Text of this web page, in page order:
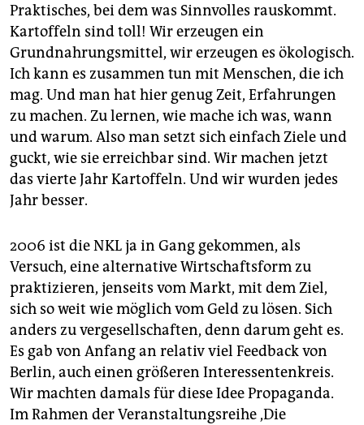
Praktisches, bei dem was Sinnvolles rauskommt.
Kartoffeln sind toll! Wir erzeugen ein
Grundnahrungsmittel, wir erzeugen es ökologisch.
Ich kann es zusammen tun mit Menschen, die ich
mag. Und man hat hier genug Zeit, Erfahrungen
zu machen. Zu lernen, wie mache ich was, wann
und warum. Also man setzt sich einfach Ziele und
guckt, wie sie erreichbar sind. Wir machen jetzt
das vierte Jahr Kartoffeln. Und wir wurden jedes
Jahr besser.
2006 ist die NKL ja in Gang gekommen, als
Versuch, eine alternative Wirtschaftsform zu
praktizieren, jenseits vom Markt, mit dem Ziel,
sich so weit wie möglich vom Geld zu lösen. Sich
anders zu vergesellschaften, denn darum geht es.
Es gab von Anfang an relativ viel Feedback von
Berlin, auch einen größeren Interessentenkreis.
Wir machten damals für diese Idee Propaganda.
Im Rahmen der Veranstaltungsreihe ,Die